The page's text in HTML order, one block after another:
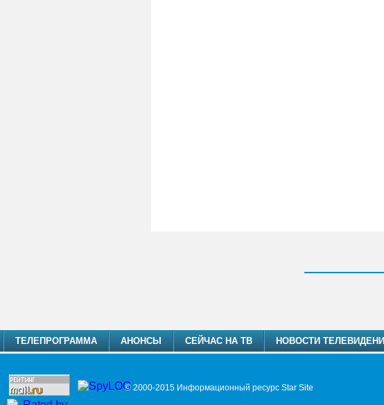
ТЕЛЕПРОГРАММА АНОНСЫ СЕЙЧАС НА ТВ НОВОСТИ
© 2000-2015 Информационный ресурс Star Site